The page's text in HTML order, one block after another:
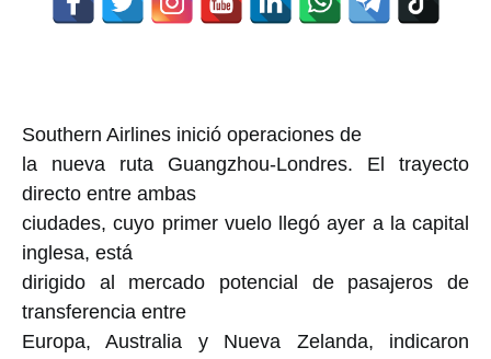
Southern Airlines inició operaciones de
la nueva ruta Guangzhou-Londres. El trayecto
directo entre ambas
ciudades, cuyo primer vuelo llegó ayer a la capital
inglesa, está
dirigido al mercado potencial de pasajeros de
transferencia entre
Europa, Australia y Nueva Zelanda, indicaron